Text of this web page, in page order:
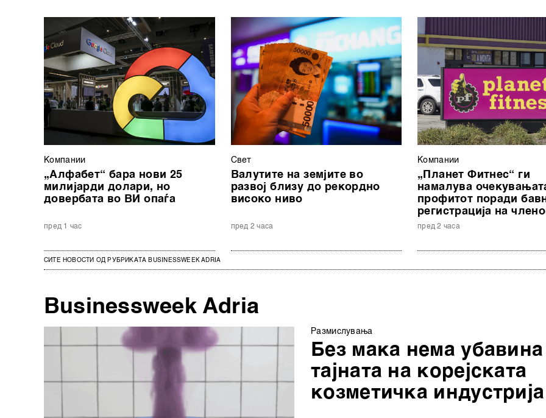
Компании
„Алфабет“ бара нови 25
милијарди долари, но
довербата во ВИ опаѓа
пред 1 час
Свет
Валутите на земјите во
развој близу до рекордно
високо ниво
пред 2 часа
Компании
„Планет Фитнес“ ги
намалува
профитот поради
регистрација на
пред 2 часа
СИТЕ НОВОСТИ ОД РУБРИКАТА BUSINESSWEEK ADRIA
Businessweek Adria
Размислувања
Без мака нема убавина
тајната на корејската
козметичка индустрија